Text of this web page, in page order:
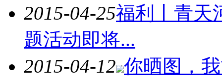
2015-04-25福利丨青天
题活动即将...
2015-04-12 你晒图，